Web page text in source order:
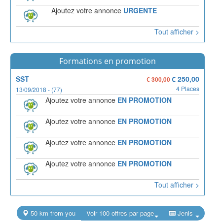
Ajoutez votre annonce URGENTE
Tout afficher >
Formations en promotion
SST € 300,00€ 250,00
13/09/2018 - (77) 4 Places
Ajoutez votre annonce EN PROMOTION
Ajoutez votre annonce EN PROMOTION
Ajoutez votre annonce EN PROMOTION
Ajoutez votre annonce EN PROMOTION
Tout afficher >
50 km from you Voir 100 offres par page Jenis